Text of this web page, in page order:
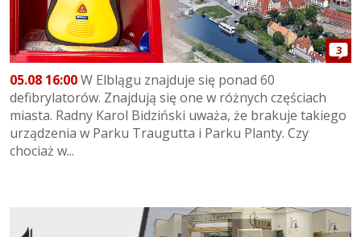
3
05.08 16:00W Elblągu znajduje się ponad 60
defibrylatorów. Znajdują się one w różnych częściach
miasta. Radny Karol Bidziński uważa, że brakuje takiego
urządzenia w Parku Traugutta i Parku Planty. Czy
chociaż w...